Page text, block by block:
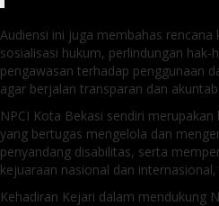
Audiensi ini juga membahas
sosialisasi hukum, perlindungan hak-
pengawasan terhadap penggunaan
agar berjalan transparan dan
NPCI Kota Bekasi sendiri
yang bertugas mengelola dan
penyandang disabilitas, serta
kejuaraan nasional dan
Kehadiran Kejari dalam mendukung